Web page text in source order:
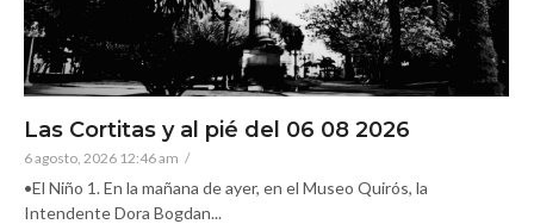
Las Cortitas y al pié del 06 08 2026
6 agosto, 2026 12:46 am /
•El Niño 1. En la mañana de ayer, en el Museo Quirós, la
Intendente Dora Bogdan...